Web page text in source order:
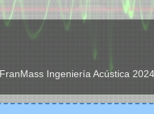
FranMass Ingeniería Acústica